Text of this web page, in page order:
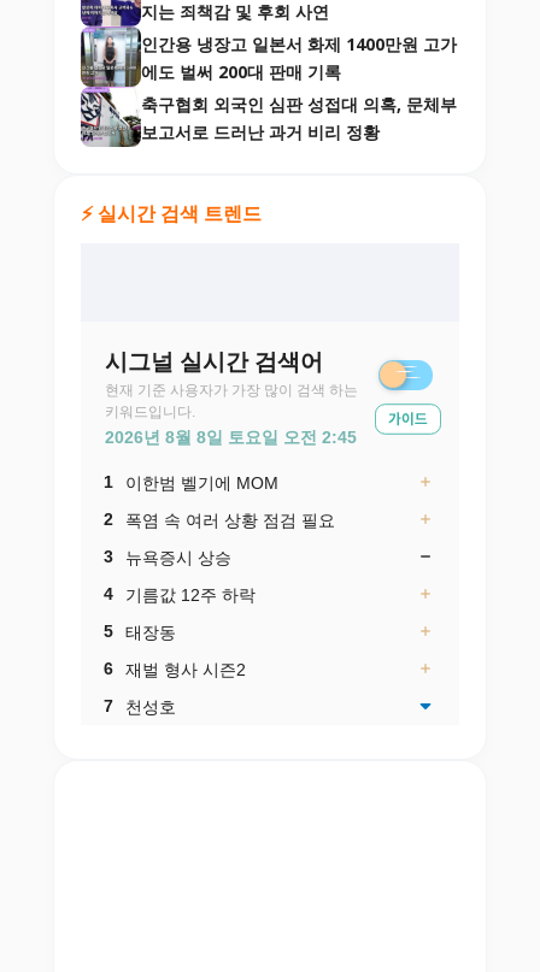
지는 죄책감 및 후회 사연
인간용 냉장고 일본서 화제 1400만원 고가
에도 벌써 200대 판매 기록
축구협회 외국인 심판 성접대 의혹, 문체부
보고서로 드러난 과거 비리 정황
⚡ 실시간 검색 트렌드